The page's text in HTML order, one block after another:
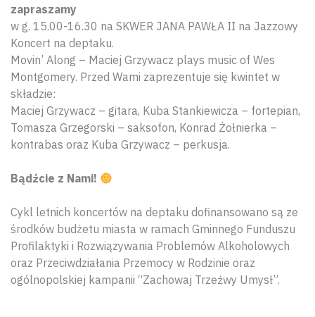
zapraszamy
w g. 15.00-16.30 na SKWER JANA PAWŁA II na Jazzowy
Koncert na deptaku.
Movin’ Along – Maciej Grzywacz plays music of Wes
Montgomery. Przed Wami zaprezentuje się kwintet w
składzie:
Maciej Grzywacz – gitara, Kuba Stankiewicza – fortepian,
Tomasza Grzegorski – saksofon, Konrad Żołnierka –
kontrabas oraz Kuba Grzywacz – perkusja.
Bądźcie z Nami!
Cykl letnich koncertów na deptaku dofinansowano są ze
środków budżetu miasta w ramach Gminnego Funduszu
Profilaktyki i Rozwiązywania Problemów Alkoholowych
oraz Przeciwdziałania Przemocy w Rodzinie oraz
ogólnopolskiej kampanii “Zachowaj Trzeźwy Umysł”.